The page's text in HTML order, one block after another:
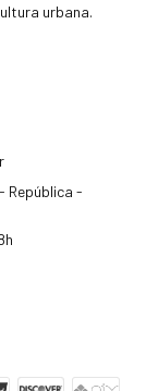
urbana.
República -